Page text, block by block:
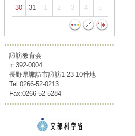
30
31 1 2 3 4 5
諏訪教育会
〒392-0004
長野県諏訪市諏訪1-23-10番地
Tel:0266-52-0213
Fax:0266-52-5284